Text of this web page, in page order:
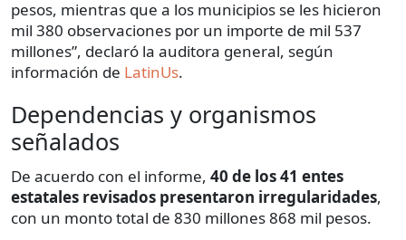
pesos, mientras que a los municipios se les hicieron
mil 380 observaciones por un importe de mil 537
millones”, declaró la auditora general, según
información de LatinUs.
Dependencias y organismos
señalados
De acuerdo con el informe, 40 de los 41 entes
estatales revisados presentaron irregularidades,
con un monto total de 830 millones 868 mil pesos.